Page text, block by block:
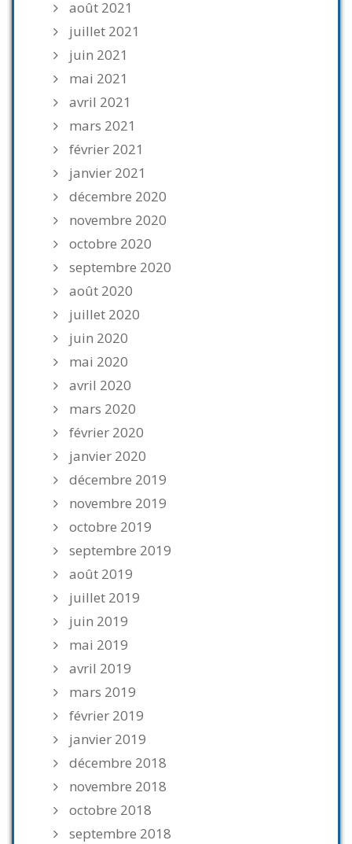
août 2021
juillet 2021
juin 2021
mai 2021
avril 2021
mars 2021
février 2021
janvier 2021
décembre 2020
novembre 2020
octobre 2020
septembre 2020
août 2020
juillet 2020
juin 2020
mai 2020
avril 2020
mars 2020
février 2020
janvier 2020
décembre 2019
novembre 2019
octobre 2019
septembre 2019
août 2019
juillet 2019
juin 2019
mai 2019
avril 2019
mars 2019
février 2019
janvier 2019
décembre 2018
novembre 2018
octobre 2018
septembre 2018